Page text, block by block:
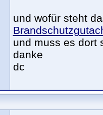
und wofür steht
und muss es dort
danke
dc